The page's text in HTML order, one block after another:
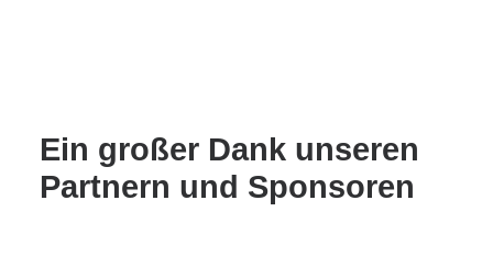
Ein großer Dank unseren
Partnern und Sponsoren